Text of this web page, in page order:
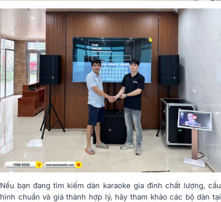
Nếu bạn đang tìm kiếm dàn karaoke gia đình chất lượng, cấu
hình chuẩn và giá thành hợp lý, hãy tham khảo các bộ dàn tại